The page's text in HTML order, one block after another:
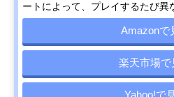
ートによって、プレイするたび異
Amazonで
楽天市場で